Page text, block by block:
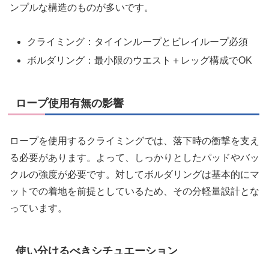
ンプルな構造のものが多いです。
クライミング：タイインループとビレイループ必須
ボルダリング：最小限のウエスト＋レッグ構成でOK
ロープ使用有無の影響
ロープを使用するクライミングでは、落下時の衝撃を支え
る必要があります。よって、しっかりとしたパッドやバッ
クルの強度が必要です。対してボルダリングは基本的にマ
ットでの着地を前提としているため、その分軽量設計とな
っています。
使い分けるべきシチュエーション